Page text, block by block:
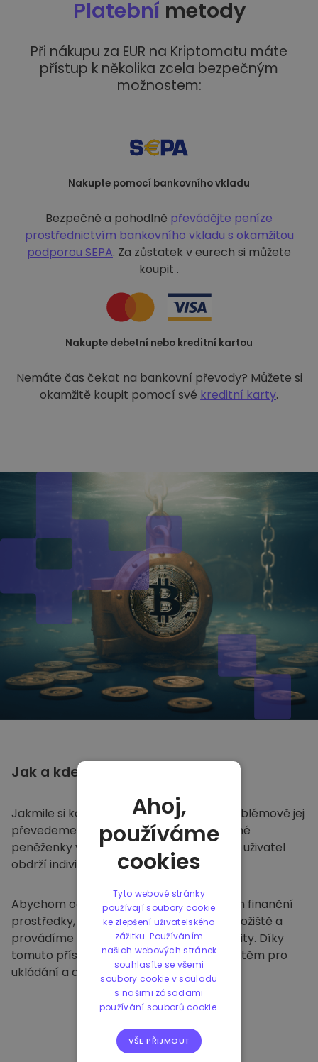
Platební metody
Při nákupu za EUR na Kriptomatu máte
přístup k několika zcela bezpečným
možnostem:
Nakupte pomocí bankovního vkladu
Bezpečně a pohodlně převádějte peníze
prostřednictvím bankovního vkladu s okamžitou
podporou SEPA. Za zůstatek v eurech si můžete
koupit .
Nakupte debetní nebo kreditní kartou
Nemáte čas čekat na bankovní převody? Můžete si
okamžitě koupit pomocí své kreditní karty.
Jak a kde
Jakmile si koupíte na Kriptomatu
, bezproblémově jej
převedeme do vaší vyhrazené a bezpečné
peněženky v rámci naší platformy. Každý uživatel
obdrží individuální peněženku.
Abychom ochránili naše zákazníky a jejich finanční
prostředky, nabízíme bezpečné offline úložiště a
provádíme pravidelné bezpečnostní audity. Díky
tomuto přístupu je naše platforma útočištěm pro
ukládání a dalších kryptoměn.
Ahoj,
používáme
cookies
Tyto webové stránky
používají soubory cookie
ke zlepšení uživatelského
zážitku. Používáním
našich webových stránek
souhlasíte se všemi
soubory cookie v souladu
s našimi zásadami
používání souborů cookie.
VŠE PŘIJMOUT